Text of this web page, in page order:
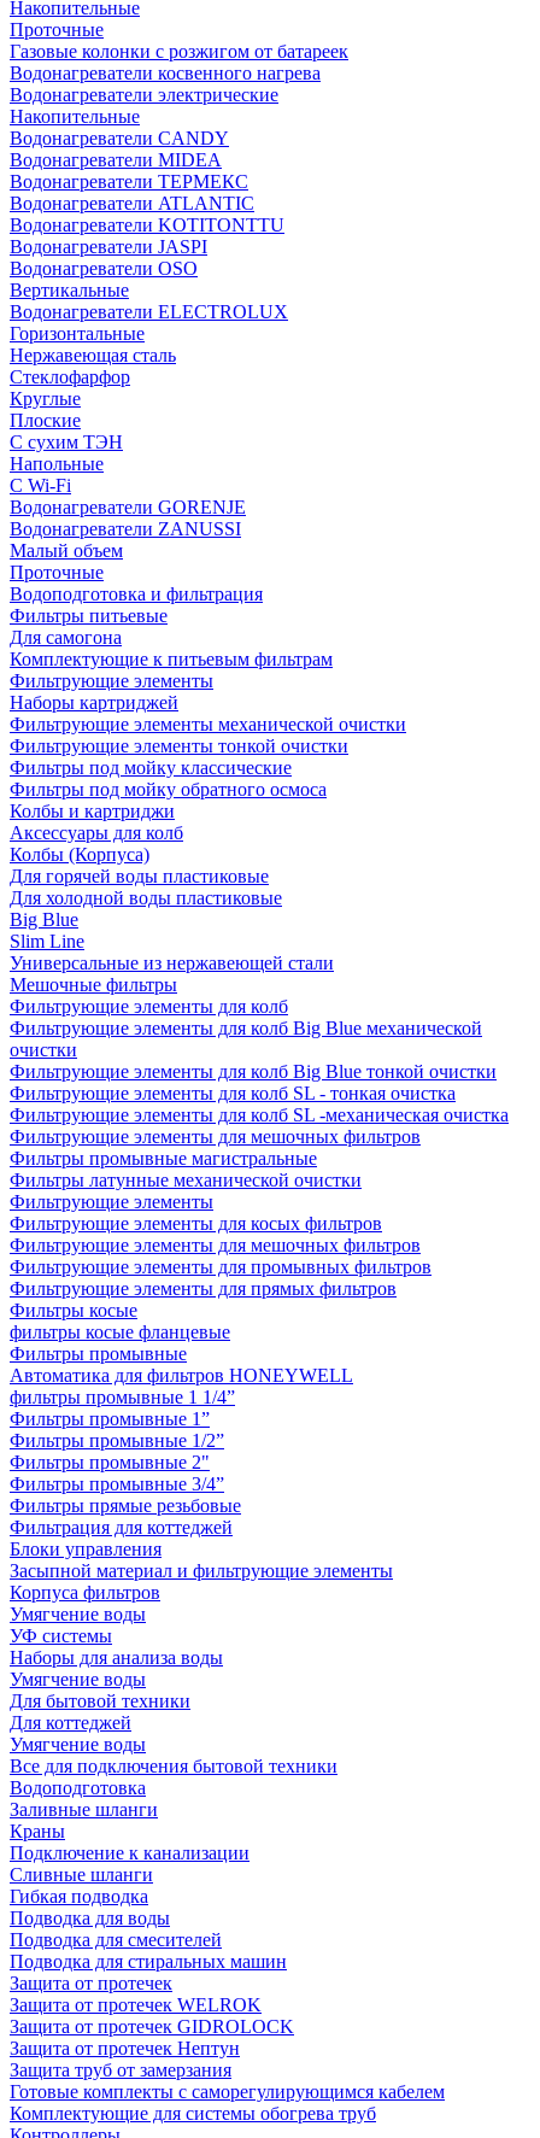
Накопительные
Проточные
Газовые колонки с розжигом от батареек
Водонагреватели косвенного нагрева
Водонагреватели электрические
Накопительные
Водонагреватели CANDY
Водонагреватели MIDEA
Водонагреватели ТЕРМЕКС
Водонагреватели ATLANTIC
Водонагреватели KOTITONTTU
Водонагреватели JASPI
Водонагреватели OSO
Вертикальные
Водонагреватели ELECTROLUX
Горизонтальные
Нержавеющая сталь
Стеклофарфор
Круглые
Плоские
С сухим ТЭН
Напольные
С Wi-Fi
Водонагреватели GORENJE
Водонагреватели ZANUSSI
Малый объем
Проточные
Водоподготовка и фильтрация
Фильтры питьевые
Для самогона
Комплектующие к питьевым фильтрам
Фильтрующие элементы
Наборы картриджей
Фильтрующие элементы механической очистки
Фильтрующие элементы тонкой очистки
Фильтры под мойку классические
Фильтры под мойку обратного осмоса
Колбы и картриджи
Аксессуары для колб
Колбы (Корпуса)
Для горячей воды пластиковые
Для холодной воды пластиковые
Big Blue
Slim Line
Универсальные из нержавеющей стали
Мешочные фильтры
Фильтрующие элементы для колб
Фильтрующие элементы для колб Big Blue механической
очистки
Фильтрующие элементы для колб Big Blue тонкой очистки
Фильтрующие элементы для колб SL - тонкая очистка
Фильтрующие элементы для колб SL -механическая очистка
Фильтрующие элементы для мешочных фильтров
Фильтры промывные магистральные
Фильтры латунные механической очистки
Фильтрующие элементы
Фильтрующие элементы для косых фильтров
Фильтрующие элементы для мешочных фильтров
Фильтрующие элементы для промывных фильтров
Фильтрующие элементы для прямых фильтров
Фильтры косые
фильтры косые фланцевые
Фильтры промывные
Автоматика для фильтров HONEYWELL
фильтры промывные 1 1/4”
Фильтры промывные 1”
Фильтры промывные 1/2”
Фильтры промывные 2"
Фильтры промывные 3/4”
Фильтры прямые резьбовые
Фильтрация для коттеджей
Блоки управления
Засыпной материал и фильтрующие элементы
Корпуса фильтров
Умягчение воды
УФ системы
Наборы для анализа воды
Умягчение воды
Для бытовой техники
Для коттеджей
Умягчение воды
Все для подключения бытовой техники
Водоподготовка
Заливные шланги
Краны
Подключение к канализации
Сливные шланги
Гибкая подводка
Подводка для воды
Подводка для смесителей
Подводка для стиральных машин
Защита от протечек
Защита от протечек WELROK
Защита от протечек GIDROLOCK
Защита от протечек Нептун
Защита труб от замерзания
Готовые комплекты с саморегулирующимся кабелем
Комплектующие для системы обогрева труб